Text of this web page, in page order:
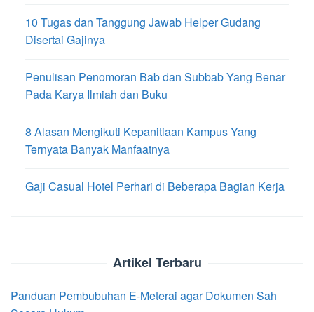
10 Tugas dan Tanggung Jawab Helper Gudang
Disertai Gajinya
Penulisan Penomoran Bab dan Subbab Yang Benar
Pada Karya Ilmiah dan Buku
8 Alasan Mengikuti Kepanitiaan Kampus Yang
Ternyata Banyak Manfaatnya
Gaji Casual Hotel Perhari di Beberapa Bagian Kerja
Artikel Terbaru
Panduan Pembubuhan E-Meterai agar Dokumen Sah